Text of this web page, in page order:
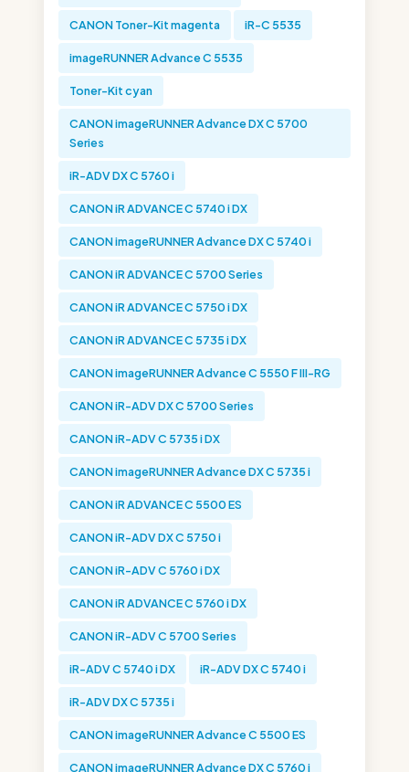
CANON Toner-Kit magenta iR-C 5535
imageRUNNER Advance C 5535
Toner-Kit cyan
CANON imageRUNNER Advance DX C 5700
Series
iR-ADV DX C 5760 i
CANON iR ADVANCE C 5740 i DX
CANON imageRUNNER Advance DX C 5740 i
CANON iR ADVANCE C 5700 Series
CANON iR ADVANCE C 5750 i DX
CANON iR ADVANCE C 5735 i DX
CANON imageRUNNER Advance C 5550 F III-RG
CANON iR-ADV DX C 5700 Series
CANON iR-ADV C 5735 i DX
CANON imageRUNNER Advance DX C 5735 i
CANON iR ADVANCE C 5500 ES
CANON iR-ADV DX C 5750 i
CANON iR-ADV C 5760 i DX
CANON iR ADVANCE C 5760 i DX
CANON iR-ADV C 5700 Series
iR-ADV C 5740 i DX iR-ADV DX C 5740 i
iR-ADV DX C 5735 i
CANON imageRUNNER Advance C 5500 ES
CANON imageRUNNER Advance DX C 5760 i